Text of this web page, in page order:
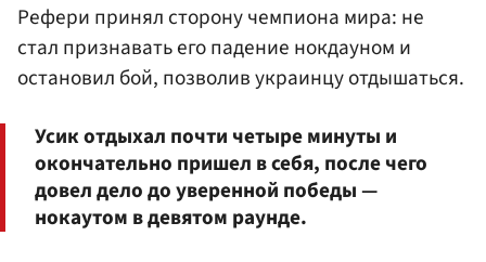
Рефери принял сторону чемпиона мира: не
стал признавать его падение нокдауном и
остановил бой, позволив украинцу отдышаться.
Усик отдыхал почти четыре минуты и
окончательно пришел в себя, после чего
довел дело до уверенной победы —
нокаутом в девятом раунде.